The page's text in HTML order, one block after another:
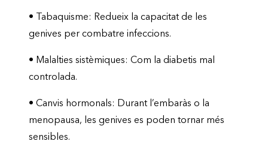
• Tabaquisme: Redueix la capacitat de les
genives per combatre infeccions.
• Malalties sistèmiques: Com la diabetis mal
controlada.
• Canvis hormonals: Durant l’embaràs o la
menopausa, les genives es poden tornar més
sensibles.